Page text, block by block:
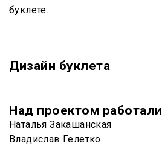
буклете.
Дизайн буклета
Над проектом работали
Наталья Закашанская
Владислав Гелетко